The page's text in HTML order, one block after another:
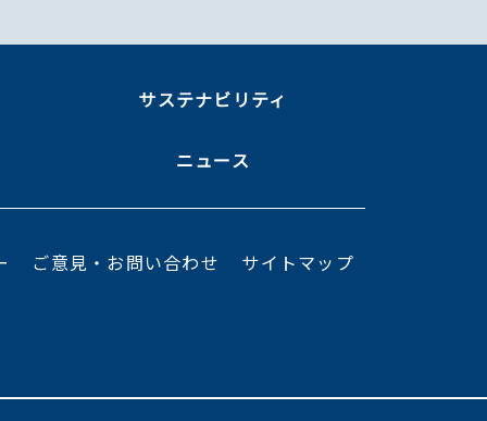
サステナビリティ
ニュース
ご意見・お問い合わせ サイトマップ